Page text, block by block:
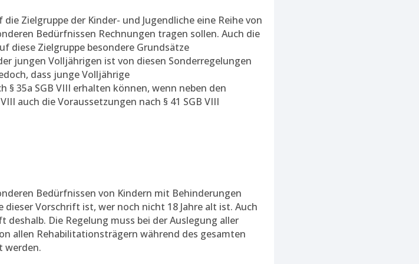
Zielgruppe der Kinder- und Jugendliche eine Reihe von
Bedürfnissen Rechnungen tragen sollen. Auch die
diese Zielgruppe besondere Grundsätze
jungen Volljährigen ist von diesen Sonderregelungen
dass junge Volljährige
§ 35a SGB VIII erhalten können, wenn neben den
auch die Voraussetzungen nach § 41 SGB VIII
Bedürfnissen von Kindern mit Behinderungen
dieser Vorschrift ist, wer noch nicht 18 Jahre alt ist. Auch
deshalb. Die Regelung muss bei der Auslegung aller
allen Rehabilitationsträgern während des gesamten
werden.